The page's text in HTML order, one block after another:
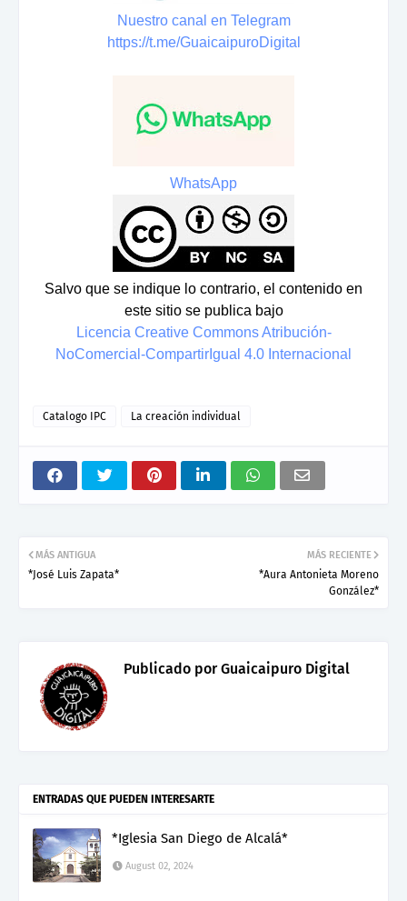
Nuestro canal en Telegram
https://t.me/GuaicaipuroDigital
WhatsApp
Salvo que se indique lo contrario, el contenido en
este sitio se publica bajo
Licencia Creative Commons Atribución-
NoComercial-CompartirIgual 4.0 Internacional
Catalogo IPC La creación individual
MÁS RECIENTE
*Aura Antonieta Moreno
González*
MÁS ANTIGUA
*José Luis Zapata*
Publicado porGuaicaipuro Digital
ENTRADAS QUE PUEDEN INTERESARTE
*Iglesia San Diego de Alcalá*
August 02, 2024